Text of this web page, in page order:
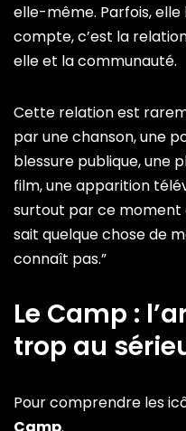
elle-même. Parfois, elle
compte, c’est la
elle et la communauté.
Cette relation est
par une chanson, une
blessure publique, une
film, une apparition
surtout par ce moment
sait quelque chose de
connaît pas.”
Le Camp :
trop au
Pour comprendre les